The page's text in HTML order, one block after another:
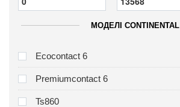
МОДЕЛІ CONTINENTAL
Ecocontact 6
Premiumcontact 6
Ts860